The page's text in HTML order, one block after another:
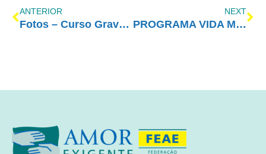
ANTERIOR
Fotos – Curso Gravataí/RS
NEXT
PROGRAMA VIDA MELHOR – REDEVIDA – 12/12